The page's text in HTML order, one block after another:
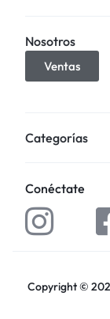
Nosotros
Ventas
Categorías
Conéctate
Copyright ©